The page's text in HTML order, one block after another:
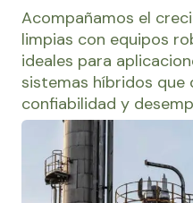
Acompañamos el
limpias con equipos
ideales para
sistemas híbridos que
confiabilidad y